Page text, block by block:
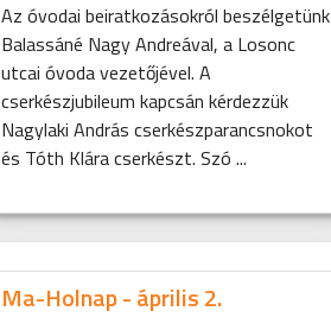
Az óvodai beiratkozásokról beszélgetünk
Balassáné Nagy Andreával, a Losonc
utcai óvoda vezetőjével. A
cserkészjubileum kapcsán kérdezzük
Nagylaki András cserkészparancsnokot
és Tóth Klára cserkészt. Szó ...
Ma-Holnap - április 2.